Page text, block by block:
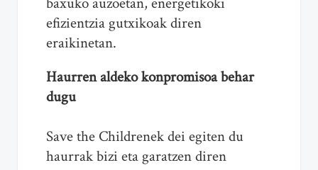
efizientzia gutxikoak diren
eraikinetan.
Haurren aldeko konpromisoa behar
dugu
Save the Childrenek dei egiten du
haurrak bizi eta garatzen diren